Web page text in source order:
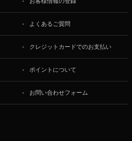
よくあるご質問
クレジットカードでのお支払い
ポイントについて
お問い合わせフォーム